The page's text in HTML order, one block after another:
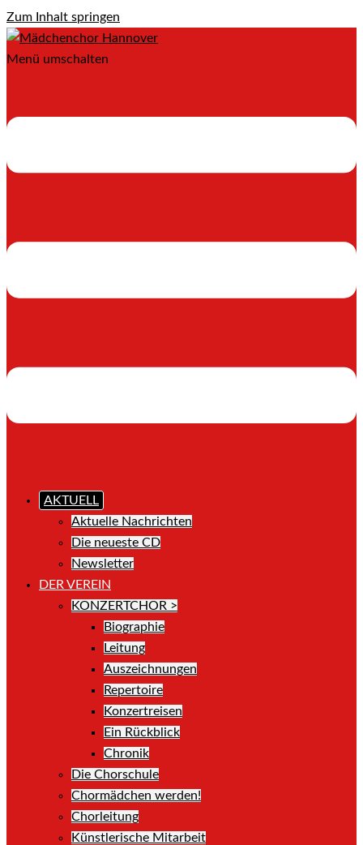
Zum Inhalt springen
Menü umschalten
AKTUELL
Aktuelle Nachrichten
Die neueste CD
Newsletter
DER VEREIN
KONZERTCHOR >
Biographie
Leitung
Auszeichnungen
Repertoire
Konzertreisen
Ein Rückblick
Chronik
Die Chorschule
Chormädchen werden!
Chorleitung
Künstlerische Mitarbeit